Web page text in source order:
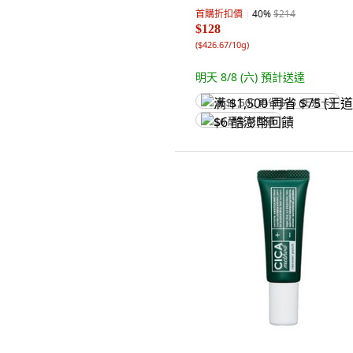
首購折扣價 40%$214
$128
($426.67/10g)
明天 8/8 (六) 預計送達
满 $1,500 再省 $75 (王道卡)
$6 酷澎幣回饋